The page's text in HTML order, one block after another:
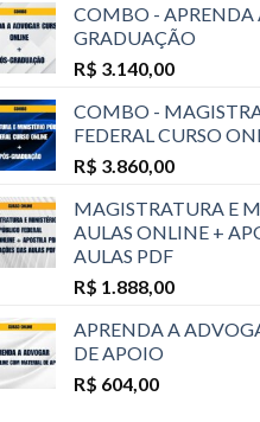
COMBO - APRENDA
GRADUAÇÃO
R$ 3.140,00
COMBO -
FEDERAL CURSO
R$ 3.860,00
MAGISTRATURA E
AULAS ONLINE +
AULAS PDF
R$ 1.888,00
APRENDA A
DE APOIO
R$ 604,00